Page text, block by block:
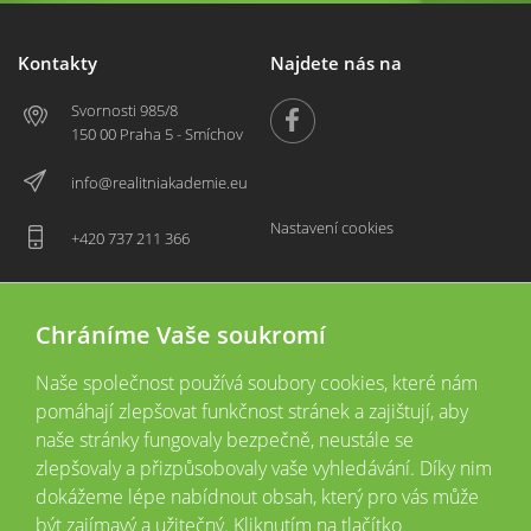
Kontakty
Svornosti 985/8
150 00 Praha 5 - Smíchov
info@realitniakademie.eu
+420 737 211 366
Najdete nás na
Nastavení cookies
2026 © CopyrightVšechna práva vyhrazena
Tyto webové stránky jsou provozovány společností Realitní akademie České
Chráníme Vaše soukromí
Naše společnost používá soubory cookies, které nám
pomáhají zlepšovat funkčnost stránek a zajištují, aby
naše stránky fungovaly bezpečně, neustále se
zlepšovaly a přizpůsobovaly vaše vyhledávání. Díky nim
dokážeme lépe nabídnout obsah, který pro vás může
být zajímavý a užitečný. Kliknutím na tlačítko